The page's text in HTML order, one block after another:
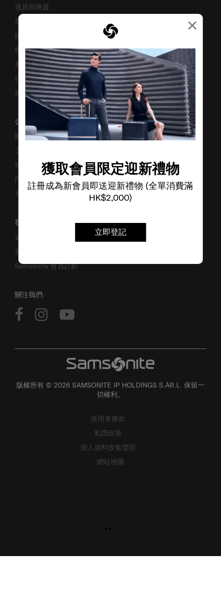
×
獲取會員限定迎新禮物
註冊成為新會員即送迎新禮物 (全單消費滿
HK$2,000)
立即登記
退貨與換貨
保修條款及細則
賺取「亞洲萬里通」條款
聯絡我們
業務諮詢
行李箱搜尋器
提防偽冒網站
公司資料
關於我們
工作機會
投資者關係
門市位置
可持續發展
我的帳戶
追蹤訂單
登入
Samsonite 會員計劃
關注我們:
版權所有 © 2026 SAMSONITE IP HOLDINGS S.ÀR.L. 保留一
切權利。
使用者條款
私隱政策
個人資料收集聲明
網站地圖